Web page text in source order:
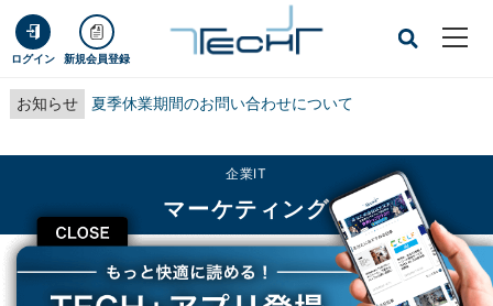
ログイン 新規会員登録
お知らせ 夏季休業期間のお問い合わせについて
CLOSE
企業IT
マーケティング
TECH+ 企業IT
マーケティング